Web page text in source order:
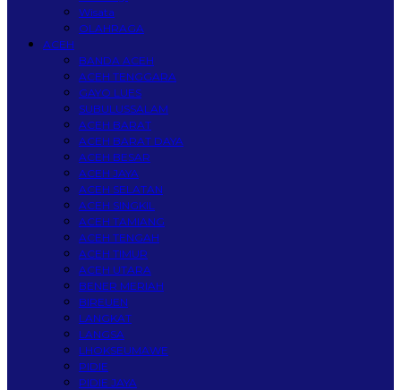
Wisata
OLAHRAGA
ACEH
BANDA ACEH
ACEH TENGGARA
GAYO LUES
SUBULUSSALAM
ACEH BARAT
ACEH BARAT DAYA
ACEH BESAR
ACEH JAYA
ACEH SELATAN
ACEH SINGKIL
ACEH TAMIANG
ACEH TENGAH
ACEH TIMUR
ACEH UTARA
BENER MERIAH
BIREUEN
LANGKAT
LANGSA
LHOKSEUMAWE
PIDIE
PIDIE JAYA